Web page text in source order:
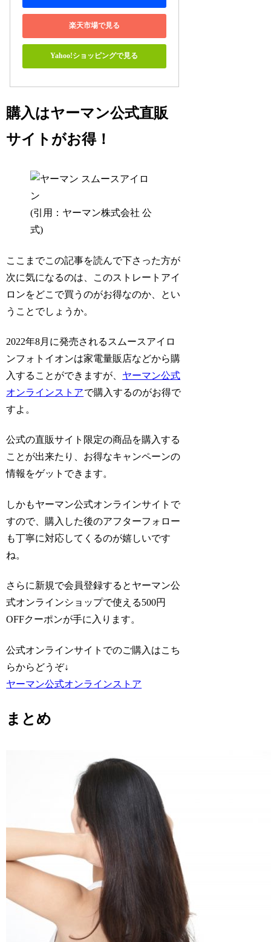
楽天市場で見る
Yahoo!ショッピングで見る
購入はヤーマン公式直販
サイトがお得！
(引用：ヤーマン株式会社 公
式)
ここまでこの記事を読んで下さった方が
次に気になるのは、このストレートアイ
ロンをどこで買うのがお得なのか、とい
うことでしょうか。
2022年8月に発売されるスムースアイロ
ンフォトイオンは家電量販店などから購
入することができますが、 ヤーマン公式
オンラインストアで購入するのがお得で
すよ。
公式の直販サイト限定の商品を購入する
ことが出来たり、お得なキャンペーンの
情報をゲットできます。
しかもヤーマン公式オンラインサイトで
すので、購入した後のアフターフォロー
も丁寧に対応してくるのが嬉しいです
ね。
さらに新規で会員登録するとヤーマン公
式オンラインショップで使える500円
OFFクーポンが手に入ります。
公式オンラインサイトでのご購入はこち
らからどうぞ↓
ヤーマン公式オンラインストア
まとめ